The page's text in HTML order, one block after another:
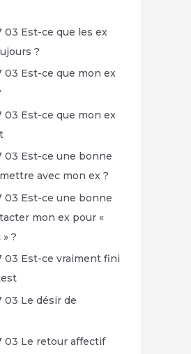
03 Est-ce que les ex
?
03 Est-ce que mon ex
03 Est-ce que mon ex
03 Est-ce une bonne
avec mon ex ?
03 Est-ce une bonne
mon ex pour «
?
03 Est-ce vraiment fini
03 Le désir de
03 Le retour affectif